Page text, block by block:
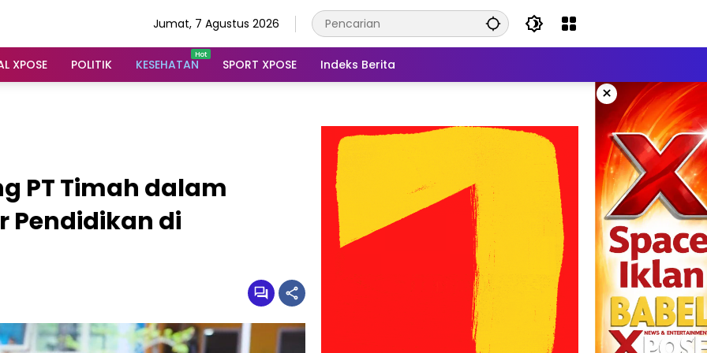
Jumat, 7 Agustus 2026
XPOSE POLITIK KESEHATAN SPORT XPOSE Indeks Berita
×
PT Timah dalam
Pendidikan di